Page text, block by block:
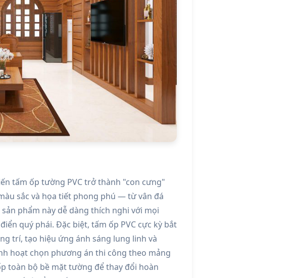
tấm ốp tường PVC trở thành "con cưng"
sắc và họa tiết phong phú — từ vân đá
phẩm này dễ dàng thích nghi với mọi
quý phái. Đặc biệt, tấm ốp PVC cực kỳ bắt
trí, tạo hiệu ứng ánh sáng lung linh và
hoạt chọn phương án thi công theo mảng
toàn bộ bề mặt tường để thay đổi hoàn